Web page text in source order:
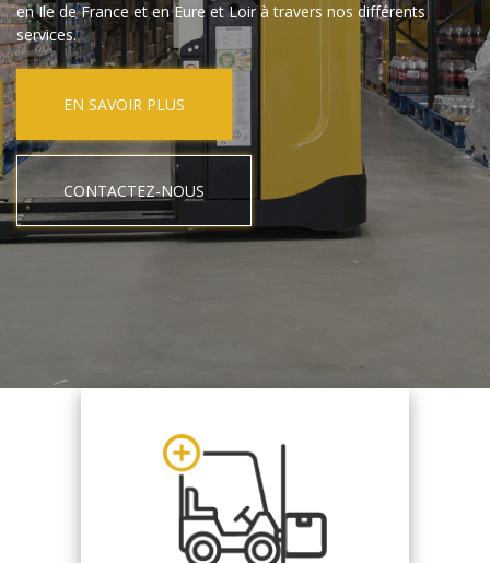
en Ile de France et en Eure et Loir à travers nos différents
services.
EN SAVOIR PLUS
CONTACTEZ-NOUS